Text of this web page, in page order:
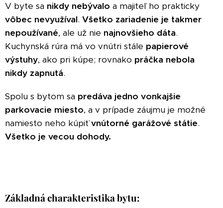
V byte sa nikdy nebývalo a majiteľ ho prakticky
vôbec nevyužíval. Všetko zariadenie je takmer
nepoužívané, ale už nie najnovšieho dáta.
Kuchynská rúra má vo vnútri stále papierové
výstuhy, ako pri kúpe; rovnako práčka nebola
nikdy zapnutá.
Spolu s bytom sa predáva jedno vonkajšie
parkovacie miesto, a v prípade záujmu je možné
namiesto neho kúpiťvnútorné garážové státie.
Všetko je vecou dohody.
Základná charakteristika bytu: